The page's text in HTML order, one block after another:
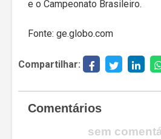
e o Campeonato Brasileiro.
Fonte: ge.globo.com
Compartilhar:
Comentários
sem